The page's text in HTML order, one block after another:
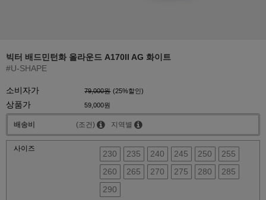
빅터 배드민턴화 올라운드 A170II AG 화이트
#U-SHAPE
소비자가 79,000원 (25%할인)
상품가 59,000원
배송비 (조건) 지역별
사이즈
230 235 240 245 250
255
260
265 270 275 280
285
290